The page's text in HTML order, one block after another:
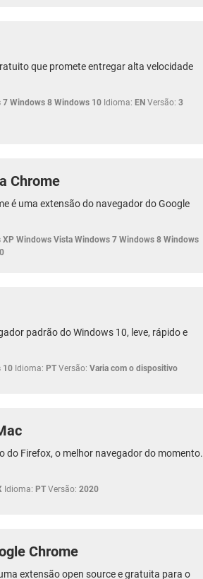
que promete entregar alta velocidade
7 Windows 8 Windows 10 Idioma: EN Versão: 3
Chrome
é uma extensão do navegador do Google
XP Windows Vista Windows 7 Windows 8 Windows
padrão do Windows 10, leve, rápido e
10 Idioma: PT Versão: Varia com o dispositivo
do Firefox, o melhor navegador do momento.
Idioma: PT Versão: 2020
Chrome
extensão open source e gratuita para o